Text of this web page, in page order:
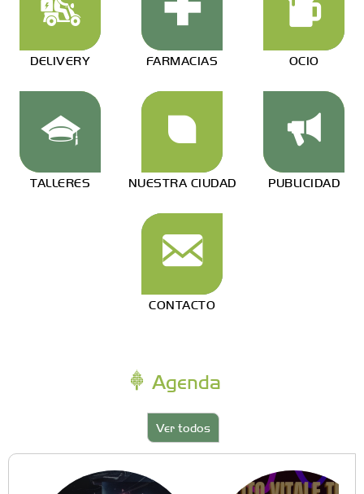
DELIVERY FARMACIAS OCIO
TALLERES NUESTRA CIUDAD PUBLICIDAD
CONTACTO
Agenda
Ver todos